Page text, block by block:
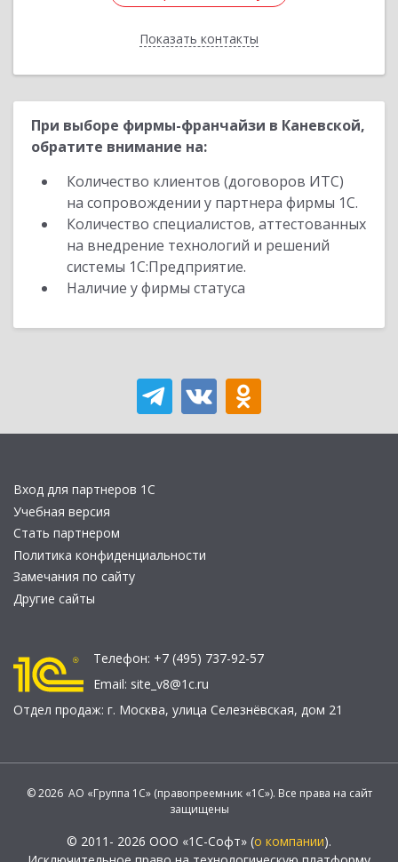
Показать контакты
Назад
При выборе фирмы-франчайзи в Каневской,
обратите внимание на:
Количество клиентов (договоров ИТС)
на сопровождении у партнера фирмы 1С.
Количество специалистов, аттестованных
на внедрение технологий и решений
системы 1С:Предприятие.
Наличие у фирмы статуса
Вход для партнеров 1С
Учебная версия
Стать партнером
Политика конфиденциальности
Замечания по сайту
Другие сайты
Телефон: +7 (495) 737-92-57
Email: site_v8@1c.ru
Отдел продаж: г. Москва, улица Селезнёвская, дом 21
© 2026 АО «Группа 1С» (правопреемник «1С»). Все права на сайт
защищены
© 2011- 2026 ООО «1С-Софт» (о компании).